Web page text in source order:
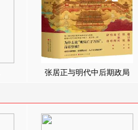
张居正与明代中后期政局